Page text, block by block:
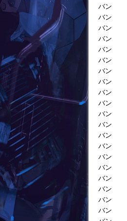
バン
バン
バン
バン
バン
バン
バン
バン
バン
バン
バン
バン
バン
バン
バン
バン
バン
バン
バン
バン